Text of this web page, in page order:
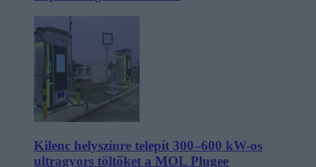
Kilenc helyszínre telepít 300–600 kW-os
ultragyors töltőket a MOL Plugee